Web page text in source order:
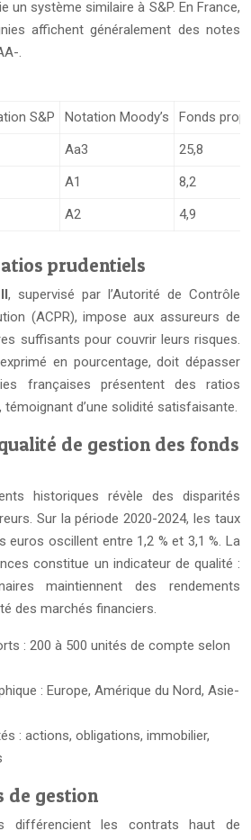
un système similaire à S&P. En France,
affichent généralement des notes
.
S&P Notation Moody’s
Fonds
Aa3
25,8
A1
8,2
A2 4,9
prudentiels
, supervisé par l’Autorité de Contrôle
(ACPR), impose aux assureurs de
suffisants pour couvrir leurs risques.
en pourcentage, doit dépasser
françaises présentent des ratios
témoignant d’une solidité satisfaisante.
de gestion des fonds
historiques révèle des disparités
Sur la période 2020-2024, les taux
euros oscillent entre 1,2 % et 3,1 %. La
constitue un indicateur de qualité :
maintiennent des rendements
des marchés financiers.
: 200 à 500 unités de compte selon
: Europe, Amérique du Nord, Asie-
: actions, obligations, immobilier,
de gestion
différencient les contrats haut de